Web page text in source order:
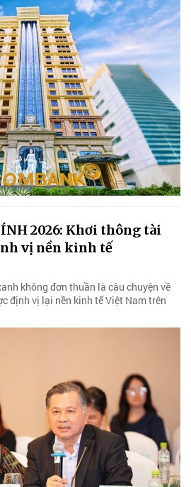
2026: Khơi thông tài
vị nền kinh tế
không đơn thuần là câu chuyện về
định vị lại nền kinh tế Việt Nam trên